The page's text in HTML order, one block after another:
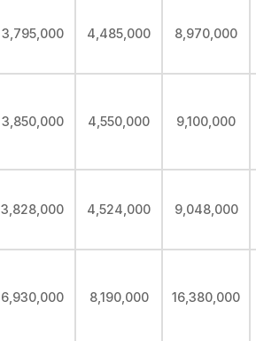
3,795,000 4,485,000 8,970,000
3,850,000 4,550,000 9,100,000
3,828,000 4,524,000 9,048,000
6,930,000 8,190,000 16,380,000